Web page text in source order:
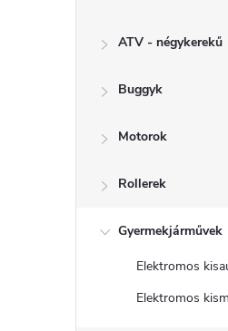
ATV - négykerekű
Buggyk
Motorok
Rollerek
Gyermekjárművek
Elektromos
Elektromos